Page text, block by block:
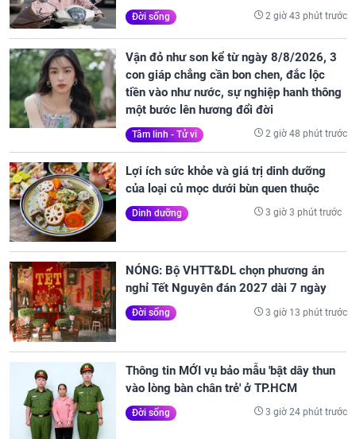
Đời sống 2 giờ 43 phút trước
Vận đỏ như son kể từ ngày 8/8/2026, 3
con giáp chẳng cần bon chen, đắc lộc
tiền vào như nước, sự nghiệp hanh thông
một bước lên hương đổi đời
Tâm linh - Tử vi 2 giờ 48 phút trước
Lợi ích sức khỏe và giá trị dinh dưỡng
của loại củ mọc dưới bùn quen thuộc
Dinh dưỡng 3 giờ 3 phút trước
NÓNG: Bộ VHTT&DL chọn phương án
nghỉ Tết Nguyên đán 2027 dài 7 ngày
Đời sống 3 giờ 13 phút trước
Thông tin MỚI vụ bảo mẫu 'bật dây thun
vào lòng bàn chân trẻ' ở TP.HCM
Đời sống 3 giờ 24 phút trước